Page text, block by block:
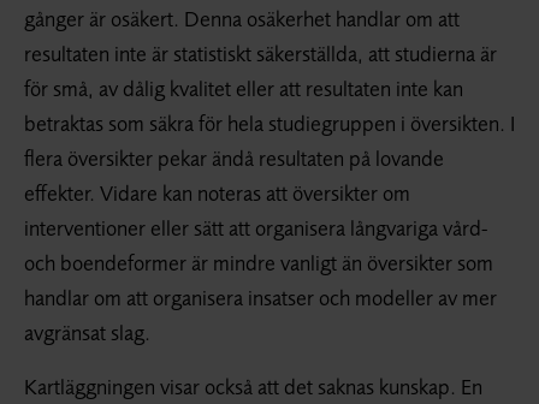
gånger är osäkert. Denna osäkerhet handlar om att
resultaten inte är statistiskt säkerställda, att studierna är
för små, av dålig kvalitet eller att resultaten inte kan
betraktas som säkra för hela studiegruppen i översikten. I
flera översikter pekar ändå resultaten på lovande
effekter. Vidare kan noteras att översikter om
interventioner eller sätt att organisera långvariga vård-
och boendeformer är mindre vanligt än översikter som
handlar om att organisera insatser och modeller av mer
avgränsat slag.
Kartläggningen visar också att det saknas kunskap. En